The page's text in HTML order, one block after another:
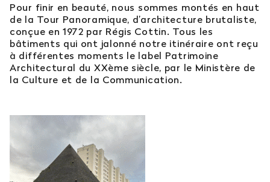
Pour finir en beauté, nous sommes montés en haut
de la Tour Panoramique, d’architecture brutaliste,
conçue en 1972 par Régis Cottin. Tous les
bâtiments qui ont jalonné notre itinéraire ont reçu
à différentes moments le label Patrimoine
Architectural du XXème siècle, par le Ministère de
la Culture et de la Communication.